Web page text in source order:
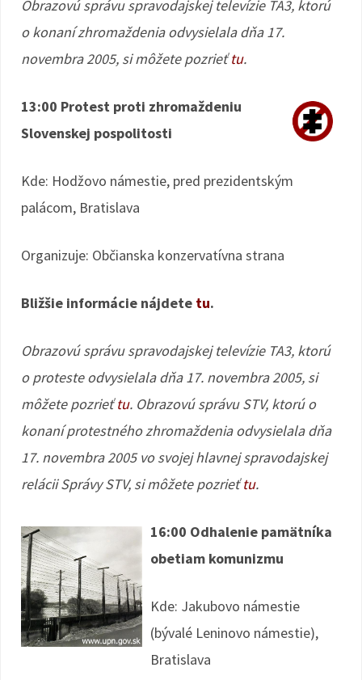
Obrazovú správu spravodajskej televízie TA3, ktorú
o konaní zhromaždenia odvysielala dňa 17.
novembra 2005, si môžete pozrieťtu.
13:00 Protest proti zhromaždeniu
Slovenskej pospolitosti
Kde: Hodžovo námestie, pred prezidentským
palácom, Bratislava
Organizuje: Občianska konzervatívna strana
Bližšie informácie nájdete tu.
Obrazovú správu spravodajskej televízie TA3, ktorú
o proteste odvysielala dňa 17. novembra 2005, si
môžete pozrieťtu. Obrazovú správu STV, ktorú o
konaní protestného zhromaždenia odvysielala dňa
17. novembra 2005 vo svojej hlavnej spravodajskej
relácii Správy STV, si môžete pozrieťtu.
16:00 Odhalenie pamätníka
obetiam komunizmu
Kde: Jakubovo námestie
(bývalé Leninovo námestie),
Bratislava